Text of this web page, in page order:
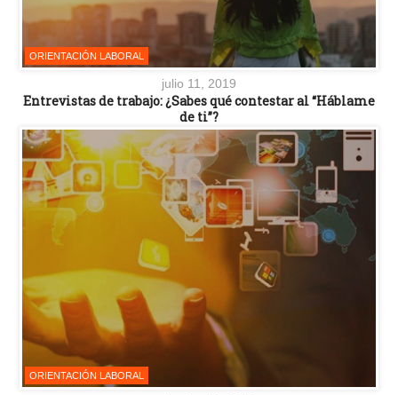
ORIENTACIÓN LABORAL
julio 11, 2019
Entrevistas de trabajo: ¿Sabes qué contestar al “Háblame
de ti”?
ORIENTACIÓN LABORAL